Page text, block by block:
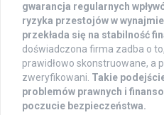
gwarancja regularnych
ryzyka przestojów w
przekłada się na stabilność
doświadczona firma zadba o
prawidłowo skonstruowane, a
zweryfikowani. Takie
problemów prawnych i
poczucie bezpieczeństwa.